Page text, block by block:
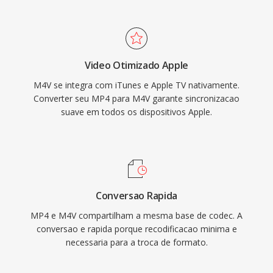
armazenamento limitado.
nativamente em macOS, iOS, iPadOS e Apple
TV, e versões desprotegidas funcionam
perfeitamente na maioria dos principais
reprodutores de mídia em todas às
plataformas. O formato ganhou tracao
significativa a medida que a iTunes Store se
digitais. A compatibilidade com o ecossistema
áudio dentro de arquivos M4V livres de DRM
podem ser processados por virtualmente
qualquer ferramenta moderna de edição ou
Video Otimizado Apple
M4V se integra com iTunes e Apple TV nativamente.
Converter seu MP4 para M4V garante sincronizacao
suave em todos os dispositivos Apple.
Conversao Rapida
MP4 e M4V compartilham a mesma base de codec. A
conversao e rapida porque recodificacao minima e
necessaria para a troca de formato.